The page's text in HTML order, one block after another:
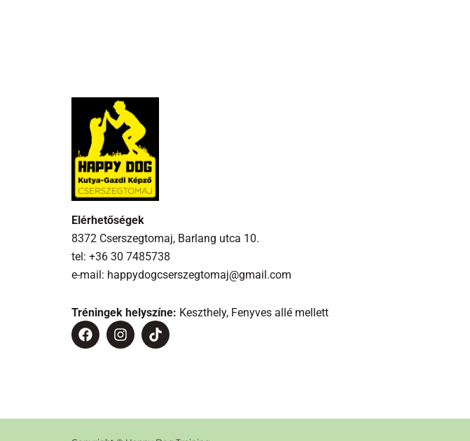
Elérhetőségek
8372 Cserszegtomaj, Barlang utca 10.
tel: +36 30 7485738
e-mail: happydogcserszegtomaj@gmail.com
Tréningek helyszíne: Keszthely, Fenyves allé mellett
F
o
I
g
T
k